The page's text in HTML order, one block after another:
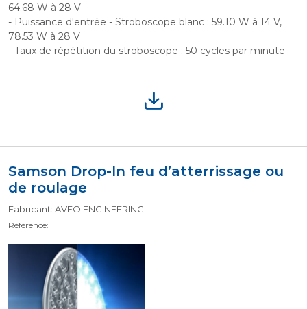
64.68 W à 28 V
- Puissance d'entrée - Stroboscope blanc : 59.10 W à 14 V,
78.53 W à 28 V
- Taux de répétition du stroboscope : 50 cycles par minute
Samson Drop-In feu d’atterrissage ou
de roulage
Fabricant: AVEO ENGINEERING
Référence: